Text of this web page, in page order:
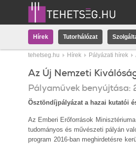
Hírek Tutorhálózat
tehetseg.hu Hírek Pályázati hírek
Az Új Nemzeti
Pályaművek benyújtása:
Ösztöndíjpályázat a hazai kutatói
Az Emberi Erőforrások
tudományos és művészeti pályán
program 2016-ban meghirdetésre